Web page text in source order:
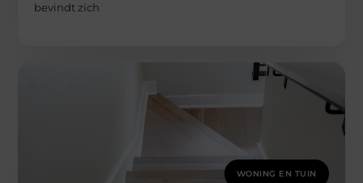
bevindt zich
WONING EN TUIN